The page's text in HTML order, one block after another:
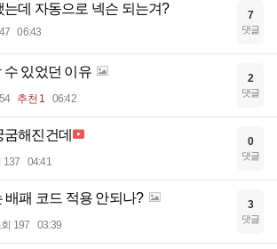
는데 자동으로 넥슨 되는겨?
06:43
7
댓글
수 있었던 이유
추천 1 06:42
2
댓글
해진건데
137 04:41
0
댓글
배패 코드 적용 안되나?
197 03:39
3
댓글